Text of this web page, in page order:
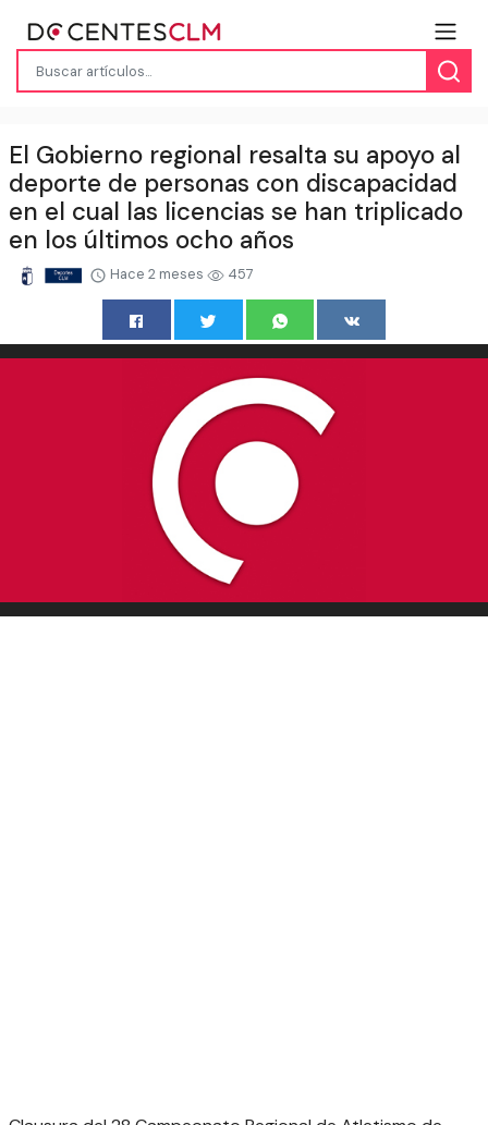
El Gobierno regional resalta su apoyo al
deporte de personas con discapacidad
en el cual las licencias se han triplicado
en los últimos ocho años
Hace 2 meses 457